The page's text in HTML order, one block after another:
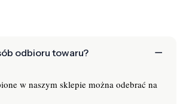
odbioru towaru?
w naszym sklepie można odebrać na